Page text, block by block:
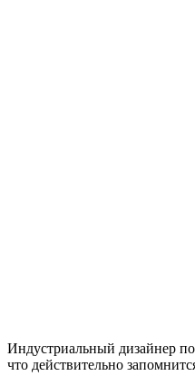
Индустриальный дизайнер
что действительно